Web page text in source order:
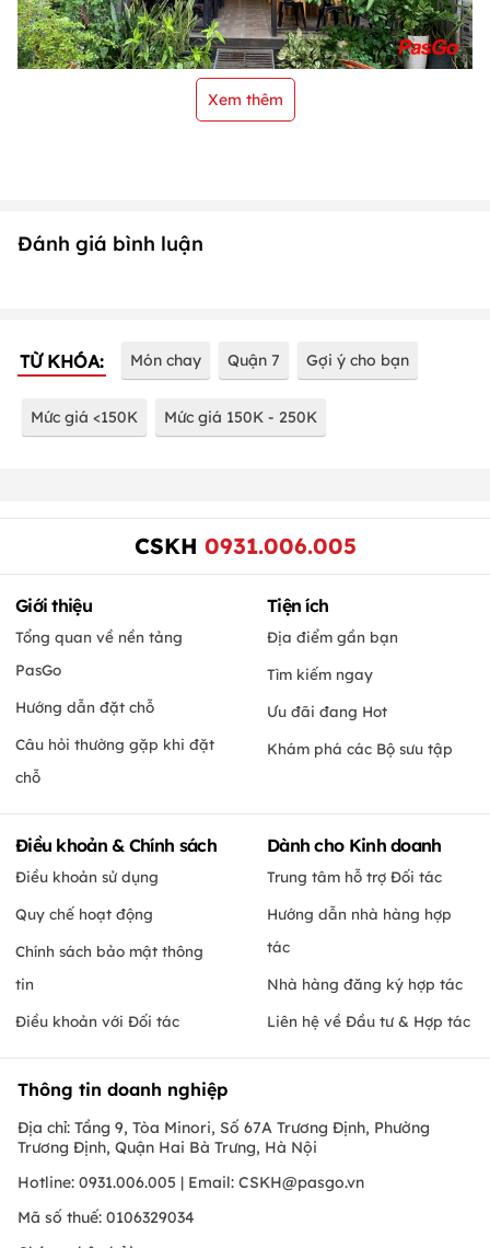
Xem thêm
Đánh giá bình luận
TỪ KHÓA: Món chay Quận 7 Gợi ý cho bạn
Mức giá <150K Mức giá 150K - 250K
CSKH 0931.006.005
Giới thiệu
Tổng quan về nền tảng
PasGo
Hướng dẫn đặt chỗ
Câu hỏi thường gặp khi đặt
chỗ
Tiện ích
Địa điểm gần bạn
Tìm kiếm ngay
Ưu đãi đang Hot
Khám phá các Bộ sưu tập
Điều khoản & Chính sách
Điều khoản sử dụng
Quy chế hoạt động
Chính sách bảo mật thông
tin
Điều khoản với Đối tác
Dành cho Kinh doanh
Trung tâm hỗ trợ Đối tác
Hướng dẫn nhà hàng hợp
tác
Nhà hàng đăng ký hợp tác
Liên hệ về Đầu tư & Hợp tác
Thông tin doanh nghiệp
Địa chỉ: Tầng 9, Tòa Minori, Số 67A Trương Định, Phường
Trương Định, Quận Hai Bà Trưng, Hà Nội
Hotline: 0931.006.005 | Email: CSKH@pasgo.vn
Mã số thuế: 0106329034